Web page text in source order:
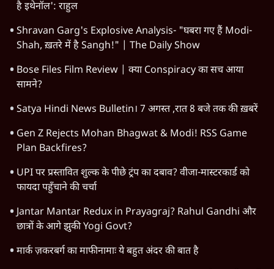
है इथेनॉल': राहुल
Shravan Garg's Explosive Analysis- "घबरा गए हैं Modi-
Shah, ख़तरे में है Sangh!" | The Daily Show
Bose Files Film Review | क्या Conspiracy का सच आया
सामने?
Satya Hindi News Bulletin। 7 अगस्त ,रात 8 बजे तक की ख़बरें
Gen Z Rejects Mohan Bhagwat & Modi! RSS Game
Plan Backfires?
UPI पर प्रस्तावित शुल्क के पीछे ट्रंप का दबाव? वीजा-मास्टरकार्ड को
फायदा पहुँचाने की चर्चा
Jantar Mantar Redux in Prayagraj? Rahul Gandhi और
छात्रों के आगे झुकी Yogi Govt?
मार्क ज़करबर्ग का माफीनामाः ये बहुत अंदर की बात है